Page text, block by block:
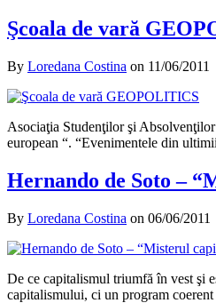
Şcoala de vară
By Loredana Costina on 11/06/2011
Asociaţia Studenţilor şi
european “. “Evenimentele din
Hernando de Soto –
By Loredana Costina on 06/06/2011
De ce capitalismul triumfă în vest şi
capitalismului, ci un program